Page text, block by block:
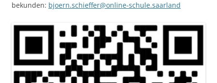
bekunden: bjoern.schieffer@online-schule.saarland